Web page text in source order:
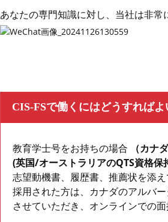
あなたの専門知識に対し、当社は非
CIS-FSで働くにはどうすればよ
教育学士号をお持ちの場合 （カナ
(英国/オーストラリアのQTS資格保
志望動機書、履歴書、推薦状を添え
採用された方は、カナダのアルバ
させていただき、オンラインでの面